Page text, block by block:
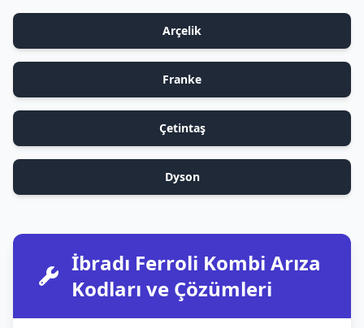
Arçelik
Franke
Çetintaş
Dyson
İbradı Ferroli Kombi Arıza
Kodları ve Çözümleri